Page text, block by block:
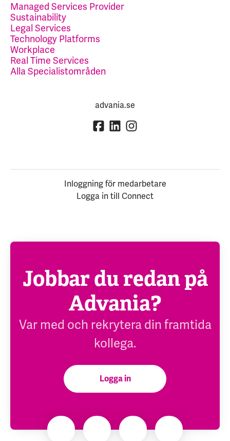
Managed Services Provider
Sustainability
Legal Services
Technology Platforms
Workplace
Real Time Services
Alla Specialistområden
advania.se
Inloggning för medarbetare
Logga in till Connect
Jobbar du redan på
Advania?
Var med och rekrytera din framtida
kollega.
Logga in